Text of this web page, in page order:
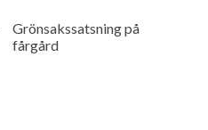
Grönsakssatsning på
fårgård